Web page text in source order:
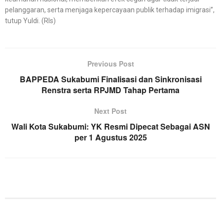
pelanggaran, serta menjaga kepercayaan publik terhadap imigrasi”,
tutup Yuldi. (Rls)
Previous Post
BAPPEDA Sukabumi Finalisasi dan Sinkronisasi
Renstra serta RPJMD Tahap Pertama
Next Post
Wali Kota Sukabumi: YK Resmi Dipecat Sebagai ASN
per 1 Agustus 2025